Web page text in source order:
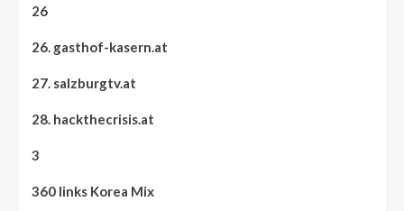
26
26. gasthof-kasern.at
27. salzburgtv.at
28. hackthecrisis.at
3
360 links Korea Mix